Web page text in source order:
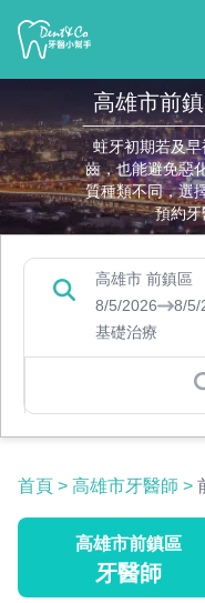
高雄市前
蛀牙初期若及
齒，也能避免惡
質種類不同，選
預約
高雄市 前鎮區
8/5/2026
8/5/
基礎治療
首頁 > 高雄市牙醫師 >
高雄市前鎮區
牙醫師